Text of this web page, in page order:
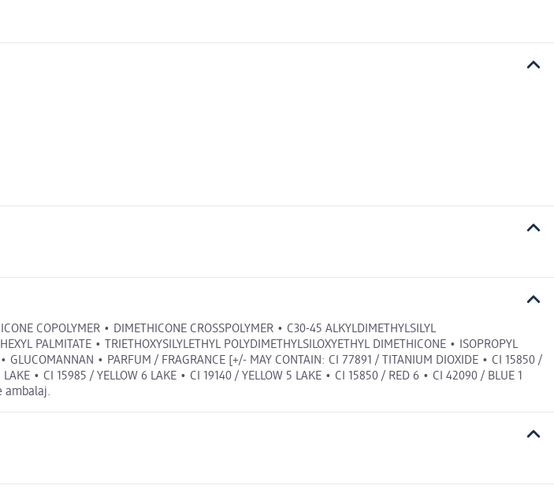
COPOLYMER • DIMETHICONE CROSSPOLYMER • C30-45 ALKYLDIMETHYLSILYL
PALMITATE • TRIETHOXYSILYLETHYL POLYDIMETHYLSILOXYETHYL DIMETHICONE • ISOPROPYL
GLUCOMANNAN • PARFUM / FRAGRANCE [+/- MAY CONTAIN: CI 77891 / TITANIUM DIOXIDE • CI 15850 /
• CI 15985 / YELLOW 6 LAKE • CI 19140 / YELLOW 5 LAKE • CI 15850 / RED 6 • CI 42090 / BLUE 1
ambalaj.